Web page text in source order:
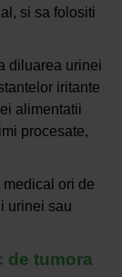
si sa folositi
diluarea urinei
iritante
alimentatii
procesate,
medical ori de
urinei sau
de tumora